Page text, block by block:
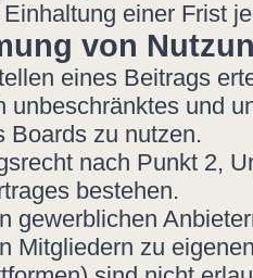
einer Frist
von
eines Beitrags
unbeschränktes und
Boards zu nutzen.
nach Punkt 2,
bestehen.
gewerblichen
Mitgliedern zu